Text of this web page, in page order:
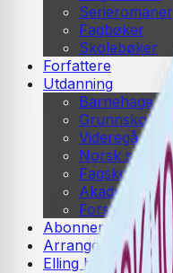
Serieromaner
Fagbøker
Skolebøker
Forfattere
Utdanning
Barnehage
Grunnskole
Videregående
Norsk som
Fagskole
Akademisk
Forskning
Abonnement
Arrangementer
Elling bokkafé